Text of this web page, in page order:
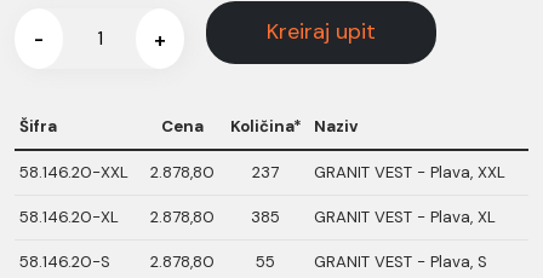
- + Kreiraj upit
Šifra Cena Količina* Naziv
58.146.20-XXL 2.878,80 237 GRANIT VEST - Plava, XXL
58.146.20-XL 2.878,80 385 GRANIT VEST - Plava, XL
58.146.20-S 2.878,80 55 GRANIT VEST - Plava, S